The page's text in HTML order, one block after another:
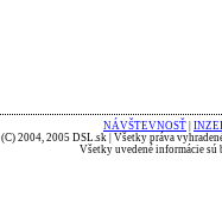
NÁVŠTEVNOSŤ
(C) 2004, 2005 DSL.sk | Všetky práva
Všetky uvedené informácie sú